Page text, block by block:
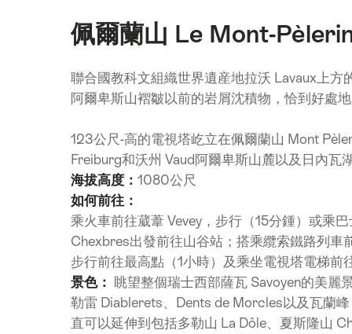
佩爾蘭山 Le Mont-
聯合國教科文組織世界遺産地拉沃 Lavaux上
阿爾卑斯山褶皺以前的岩屑沈積物，恰到好處
123公尺-高的電視塔屹立在佩爾蘭山 Mont
Freiburg和沃州 Vaud阿爾卑斯山麓以及日內瓦
海拔高度： 1080公尺
如何前往：
乘火車前往葳葦 Vevey，步行（15分鍾）或乘
Chexbres出發前往山谷站；搭乘纜索鐵路列
步行前往最高點（1小時）及乘坐電視塔電梯
景色： 眺望整個瑞士西部薩瓦 Savoyen的美麗
勒雷 Diablerets、Dents de Morcles以及瓦蘭
直可以延伸到包括多勒山 La Dôle、夏斯隆山